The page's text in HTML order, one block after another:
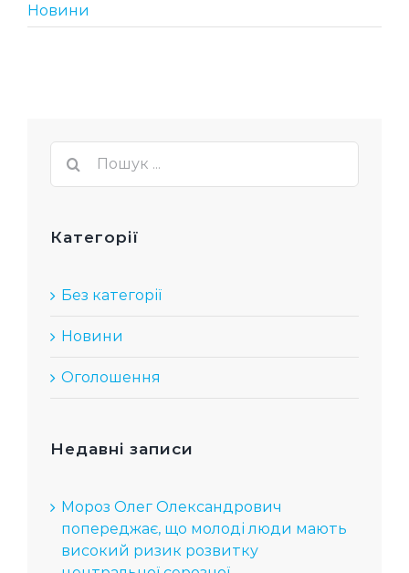
Новини
Категорії
Без категорії
Новини
Оголошення
Недавні записи
Мороз Олег Олександрович
попереджає, що молоді люди мають
високий ризик розвитку